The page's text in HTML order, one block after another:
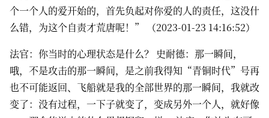
个一个人的爱开始的，首先负起对你爱的人的责任，这没什
么错，为这个自责才荒唐呢！” （2023-01-23 14:16:52）
法官：你当时的心理状态是什么？ 史耐德：那一瞬间，
哦，不是攻击的那一瞬间，是之前我得知“青铜时代”号再
也不可能返回、飞船就是我的全部世界的那一瞬间，我就改
变了：没有过程，一下子就变了，变成另外一个人，就好像